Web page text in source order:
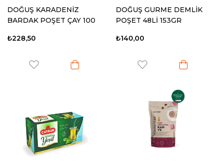
DOĞUŞ KARADENİZ
BARDAK POŞET ÇAY 100
₺228,50
DOĞUŞ GURME DEMLİK
POŞET 48Lİ 153GR
₺140,00